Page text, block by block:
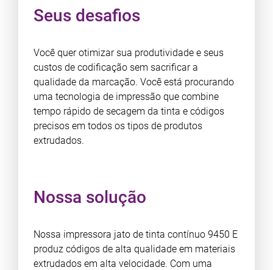
Seus desafios
Você quer otimizar sua produtividade e seus
custos de codificação sem sacrificar a
qualidade da marcação. Você está procurando
uma tecnologia de impressão que combine
tempo rápido de secagem da tinta e códigos
precisos em todos os tipos de produtos
extrudados.
Nossa solução
Nossa impressora jato de tinta contínuo 9450 E
produz códigos de alta qualidade em materiais
extrudados em alta velocidade. Com uma